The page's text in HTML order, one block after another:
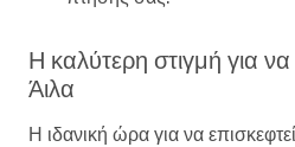
Η καλύτερη στιγμή για να
Άιλα
Η ιδανική ώρα για να